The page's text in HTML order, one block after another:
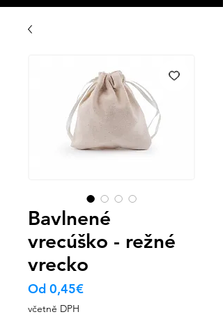
Bavlnené
vrecúško - režné
vrecko
Od 0,45€Zvýhodněná
včetně DPH